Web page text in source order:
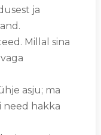
ja
Millal sina
asju; ma
need hakka